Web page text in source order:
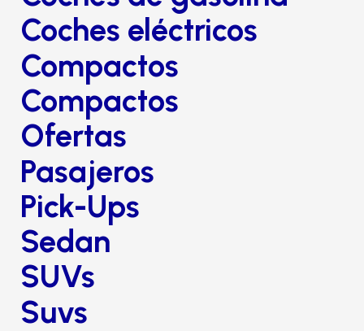
Coches eléctricos
Compactos
Compactos
Ofertas
Pasajeros
Pick-Ups
Sedan
SUVs
Suvs